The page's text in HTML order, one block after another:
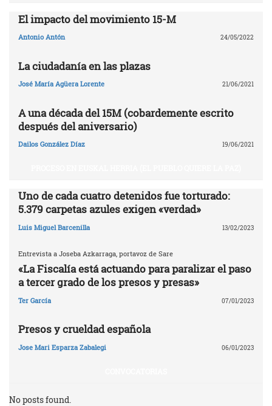
El impacto del movimiento 15-M
Antonio Antón 24/05/2022
La ciudadanía en las plazas
José María Agüera Lorente 21/06/2021
A una década del 15M (cobardemente escrito
después del aniversario)
Dailos González Díaz 19/06/2021
Uno de cada cuatro detenidos fue torturado:
5.379 carpetas azules exigen «verdad»
Luis Miguel Barcenilla 13/02/2023
Entrevista a Joseba Azkarraga, portavoz de Sare
«La Fiscalía está actuando para paralizar el paso
a tercer grado de los presos y presas»
Ter García 07/01/2023
Presos y crueldad española
Jose Mari Esparza Zabalegi 06/01/2023
No posts found.